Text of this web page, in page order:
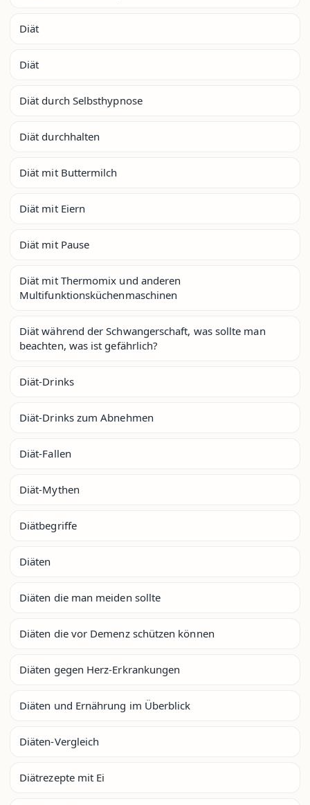
Diät
Diät
Diät durch Selbsthypnose
Diät durchhalten
Diät mit Buttermilch
Diät mit Eiern
Diät mit Pause
Diät mit Thermomix und anderen
Multifunktionsküchenmaschinen
Diät während der Schwangerschaft, was sollte man
beachten, was ist gefährlich?
Diät-Drinks
Diät-Drinks zum Abnehmen
Diät-Fallen
Diät-Mythen
Diätbegriffe
Diäten
Diäten die man meiden sollte
Diäten die vor Demenz schützen können
Diäten gegen Herz-Erkrankungen
Diäten und Ernährung im Überblick
Diäten-Vergleich
Diätrezepte mit Ei